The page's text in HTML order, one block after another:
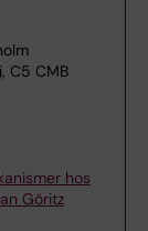
C5 CMB
hos
Göritz